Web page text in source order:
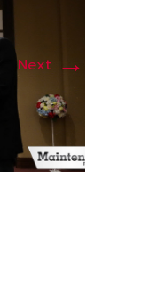
Next →